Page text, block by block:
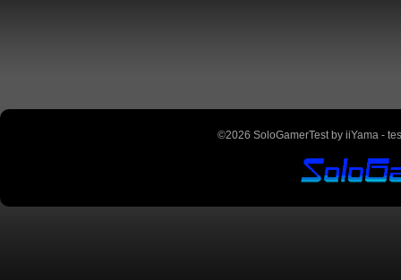
©2026 SoloGamerTest by iiYama -